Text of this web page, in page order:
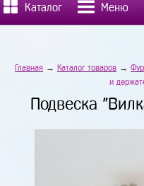
Каталог Меню
Главная→ Каталог товаров→
и
Подвеска